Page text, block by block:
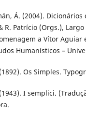
Á. (2004). Dicionários
R. Patrício (Orgs.),
a Vítor Aguiar
Humanísticos –
Os Simples.
I semplici.